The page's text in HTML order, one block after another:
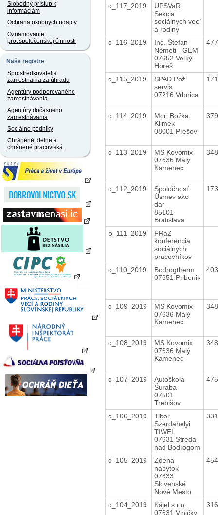
Slobodný prístup k
informáciám
Ochrana osobných údajov
Oznamovanie
protispoločenskej činnosti
Naše registre
Sprostredkovatelia
zamestnania za úhradu
Agentúry podporovaného
zamestnávania
Agentúry dočasného
zamestnávania
Sociálne podniky
Chránené dielne a
chránené pracoviská
o_117_2019
UPSVaR
Sekcia
sociálnych vecí
a rodiny
o_116_2019
Ing. Štefan
Németi - GEM
07652 Veľký
Horeš
o_115_2019
SPAD Pož.
servis
07216 Vrbnica
o_114_2019
Mgr. Božka
Klimek
08001 Prešov
o_113_2019
MS Kovomix
07636 Malý
Kamenec
o_112_2019
Spoločnosť
Úsmev ako
dar
85101
Bratislava
o_111_2019
FRaZ
konferencia
sociálnych
pracovníkov
o_110_2019
Bodrogtherm
07651 Pribenik
o_109_2019
MS Kovomix
07636 Malý
Kamenec
o_108_2019
MS Kovomix
07636 Malý
Kamenec
o_107_2019
Autoškola
Šuraba
07501
Trebišov
o_106_2019
Tibor
Szerdahelyi
TIWEL
07631 Streda
nad Bodrogom
o_105_2019
Zdena
nábytok
07633
Slovenské
Nové Mesto
o_104_2019
Kájel s.r.o.
07631 Viničky